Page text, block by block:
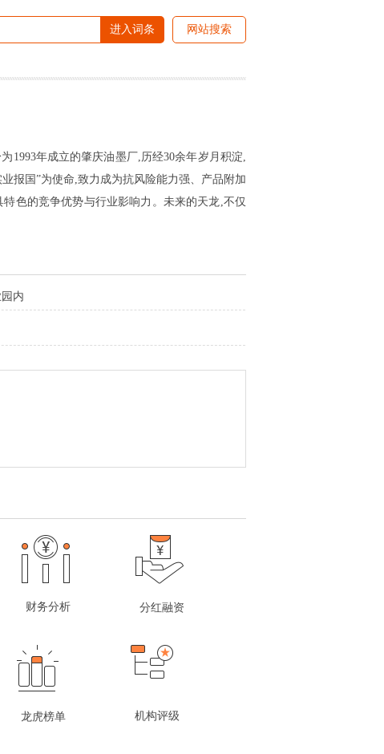
进入词条 网站搜索
1993年成立的肇庆油墨厂,历经30余年岁月积淀,
报国”为使命,致力成为抗风险能力强、产品附加
色的竞争优势与行业影响力。未来的天龙,不仅
内
财务分析 分红融资
龙虎榜单 机构评级